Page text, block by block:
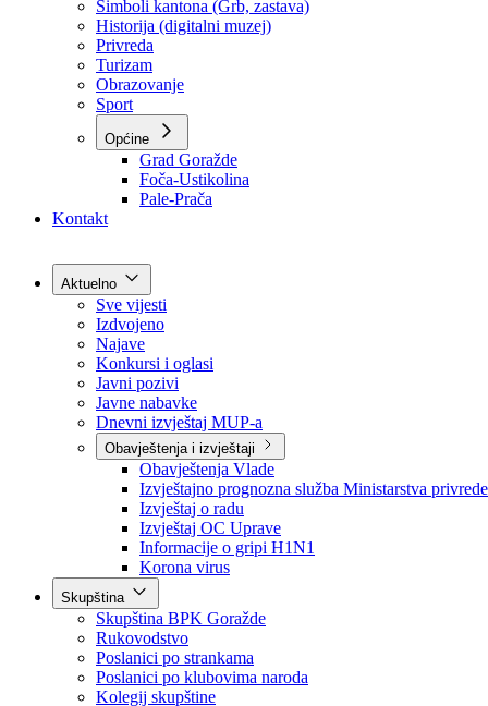
O kantonu
O kantonu
Simboli kantona (Grb, zastava)
Historija (digitalni muzej)
Privreda
Turizam
Obrazovanje
Sport
Općine
Kontakt
Aktuelno
Sve vijesti
Izdvojeno
Najave
Konkursi i oglasi
Javni pozivi
Javne nabavke
Dnevni izvještaj MUP-a
Obavještenja i izvještaji
Obavještenja Vlade
Izvještajno prognozna služba Ministarstva privrede
Izvještaj o radu
Izvještaj OC Uprave
Informacije o gripi H1N1
Korona virus
Skupština
Skupština BPK Goražde
Rukovodstvo